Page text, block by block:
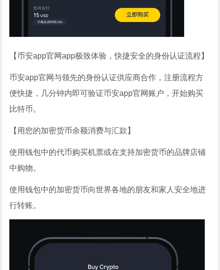
【币安app官网app极致体验，快捷安全的身份认证流程 】
币安app官网与领先的身份认证供应商合作，注册流程方
便快捷，几分钟内即可验证币安app官网账户，开始购买
比特币。
【 用您的加密货币余额消费与汇款 】
使用钱包中的代币购买机票或在支持加密货币的品牌店铺
中购物。
使用钱包中的加密货币向世界各地的朋友和家人安全地进
行转账。